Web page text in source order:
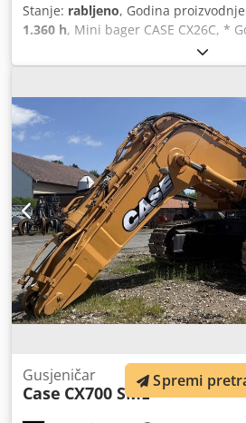
Stanje: rabljeno, Godina
1.360 h, Mini bager CASE CX26C, *
2019, * 1360 BS, i * Grijanje, *
gusjenice, * Ražlica buldožera, *
Gusjeničar
Case CX700 SME
Spremi